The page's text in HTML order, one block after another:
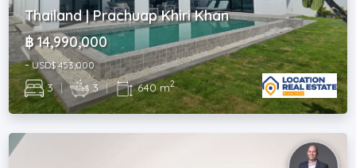
Thailand | Prachuap Khiri Khan
฿ 14,990,000
~ USD$ 453,000
3 | 3 | 640 m2